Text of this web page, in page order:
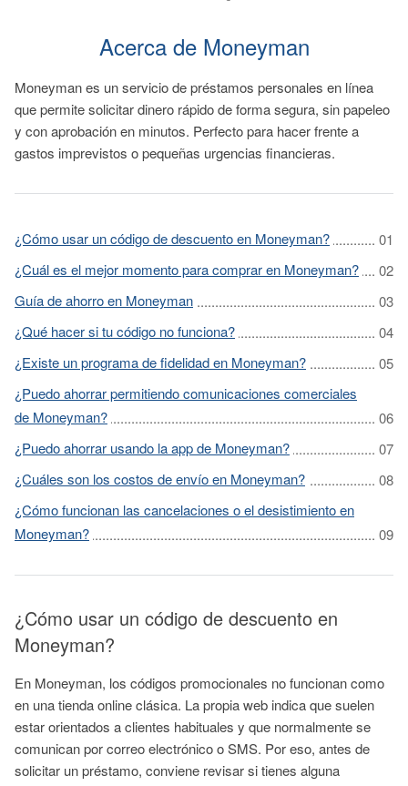
Acerca de Moneyman
Moneyman es un servicio de préstamos personales en línea
que permite solicitar dinero rápido de forma segura, sin papeleo
y con aprobación en minutos. Perfecto para hacer frente a
gastos imprevistos o pequeñas urgencias financieras.
¿Cómo usar un código de descuento en Moneyman?
¿Cuál es el mejor momento para comprar en Moneyman?
Guía de ahorro en Moneyman
¿Qué hacer si tu código no funciona?
¿Existe un programa de fidelidad en Moneyman?
¿Puedo ahorrar permitiendo comunicaciones comerciales
de Moneyman?
¿Puedo ahorrar usando la app de Moneyman?
¿Cuáles son los costos de envío en Moneyman?
¿Cómo funcionan las cancelaciones o el desistimiento en
Moneyman?
¿Cómo usar un código de descuento en
Moneyman?
En Moneyman, los códigos promocionales no funcionan como
en una tienda online clásica. La propia web indica que suelen
estar orientados a clientes habituales y que normalmente se
comunican por correo electrónico o SMS. Por eso, antes de
solicitar un préstamo, conviene revisar si tienes alguna